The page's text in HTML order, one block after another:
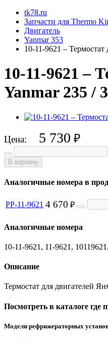
tk78.ru
Запчасти для Thermo
Двигатель
Yanmar 353
10-11-9621 – Термостат
10-11-9621 –
Yanmar 235 /
Цена: 5 730 ₽
В корзину
Аналогичные номера в
PP-11-9621 4 670 ₽
Аналогичные номера
10-11-9621, 11-9621,
Описание
Термостат для двигателей
Посмотреть в каталоге где
Модели рефрижераторных